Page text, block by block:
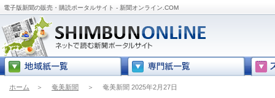
電子版新聞の販売・購読ポータルサイト - 新聞オンライン.COM
ホーム ＞ 奄美新聞 ＞ 奄美新聞 2025年2月27日